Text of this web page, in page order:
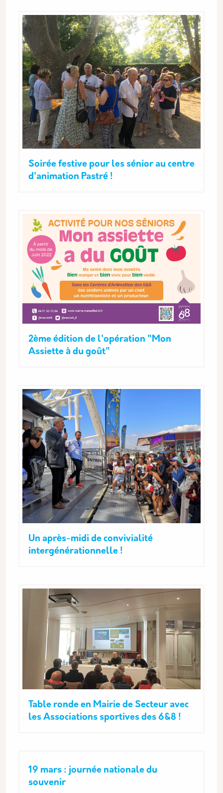
Soirée festive pour les sénior au centre
d'animation Pastré !
2ème édition de l'opération "Mon
Assiette à du goût"
Un après-midi de convivialité
intergénérationnelle !
Table ronde en Mairie de Secteur avec
les Associations sportives des 6&8 !
19 mars : journée nationale du
souvenir